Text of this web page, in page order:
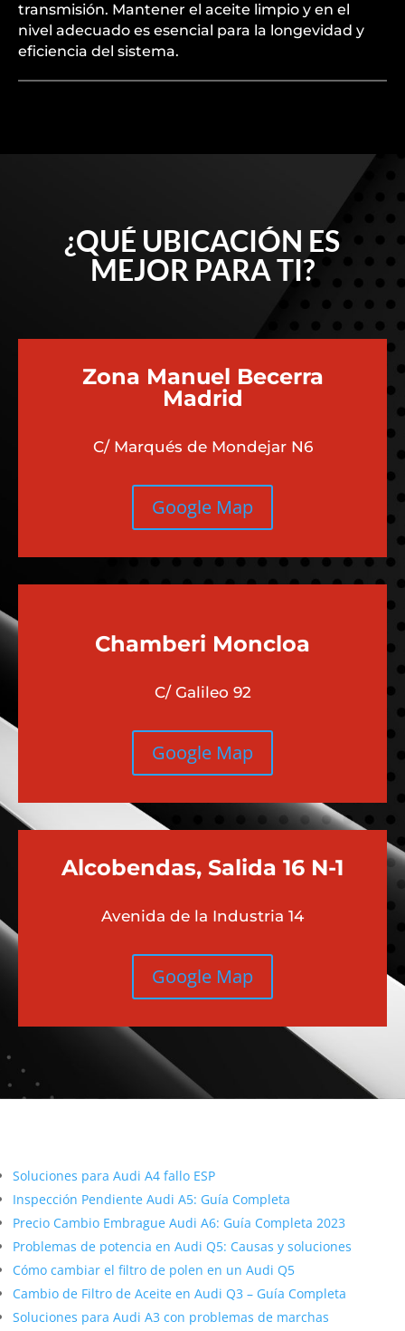
transmisión. Mantener el aceite limpio y en el
nivel adecuado es esencial para la longevidad y
eficiencia del sistema.
¿QUÉ UBICACIÓN ES
MEJOR PARA TI?
Zona Manuel Becerra
Madrid
C/ Marqués de Mondejar N6
Google Map
Chamberi Moncloa
C/ Galileo 92
Google Map
Alcobendas, Salida 16 N-1
Avenida de la Industria 14
Google Map
Soluciones para Audi A4 fallo ESP
Inspección Pendiente Audi A5: Guía Completa
Precio Cambio Embrague Audi A6: Guía Completa 2023
Problemas de potencia en Audi Q5: Causas y soluciones
Cómo cambiar el filtro de polen en un Audi Q5
Cambio de Filtro de Aceite en Audi Q3 – Guía Completa
Soluciones para Audi A3 con problemas de marchas